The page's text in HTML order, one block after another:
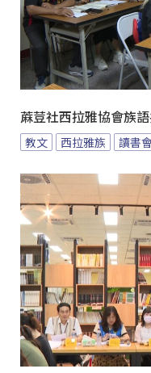
蔴荳社西拉雅協會族
教文 西拉雅族 讀書